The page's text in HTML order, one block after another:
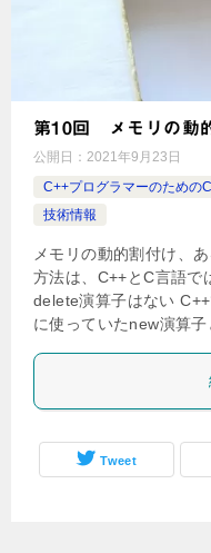
第10回 メモリの動
公開日： 2021年9月23日
C++プログラマーのための
技術情報
メモリの動的割付け、
方法は、C++とC言語で
delete演算子はない
に使っていたnew演算
Tweet